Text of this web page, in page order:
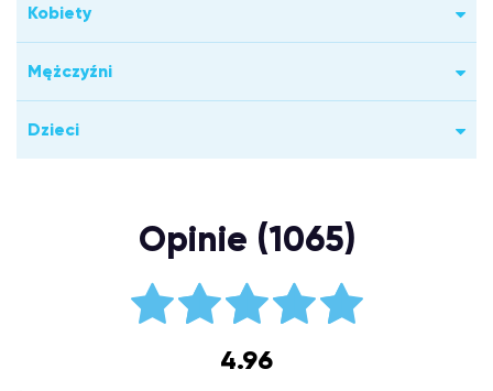
Kobiety
Mężczyźni
Dzieci
Opinie (1065)
4.96